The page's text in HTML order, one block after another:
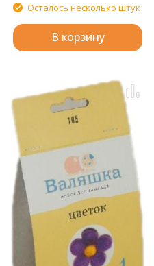
Осталось несколько штук
В корзину